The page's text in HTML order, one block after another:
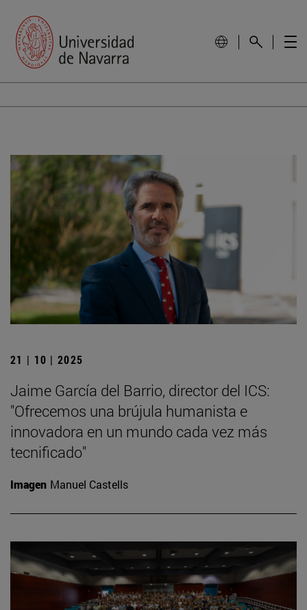
21 | 10 | 2025
Jaime García del Barrio, director del ICS:
"Ofrecemos una brújula humanista e
innovadora en un mundo cada vez más
tecnificado"
Imagen Manuel Castells